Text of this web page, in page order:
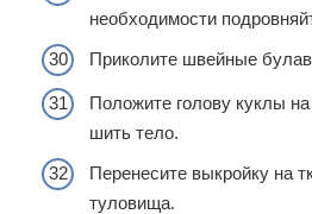
необходимости
Приколите швейные
Положите голову куклы
шить тело.
Перенесите выкройку на
туловища.